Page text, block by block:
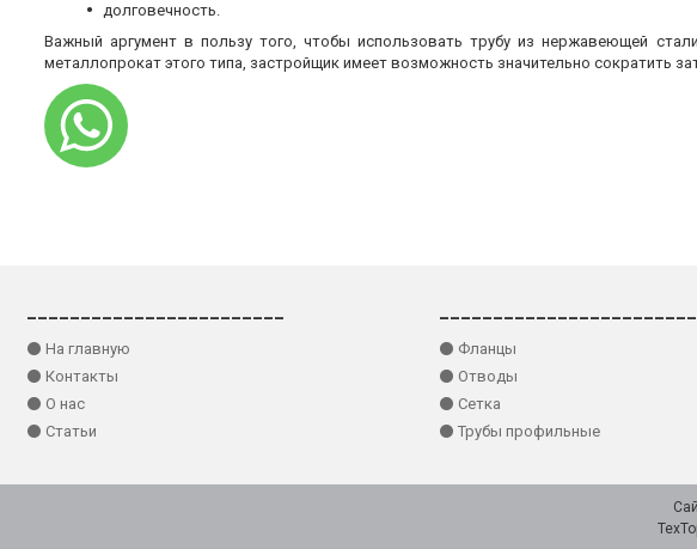
долговечность.
Важный аргумент в пользу того, чтобы использовать трубу из нержавеющей
металлопрокат этого типа, застройщик имеет возможность значительно сократить
⚫ На главную
⚫ Контакты
⚫ О нас
⚫ Статьи
⚫ Фланцы
⚫ Отводы
⚫ Сетка
⚫ Трубы профильные